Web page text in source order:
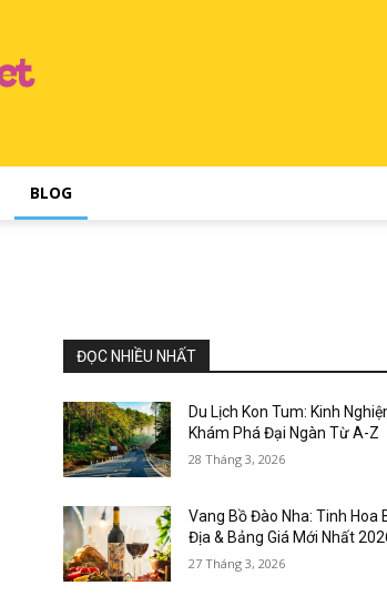
BLOG
ĐỌC NHIỀU NHẤT
Du Lịch Kon Tum: Kinh
Khám Phá Đại Ngàn Từ A-Z
28 Tháng 3, 2026
Vang Bồ Đào Nha: Tinh Hoa
Địa & Bảng Giá Mới Nhất
27 Tháng 3, 2026